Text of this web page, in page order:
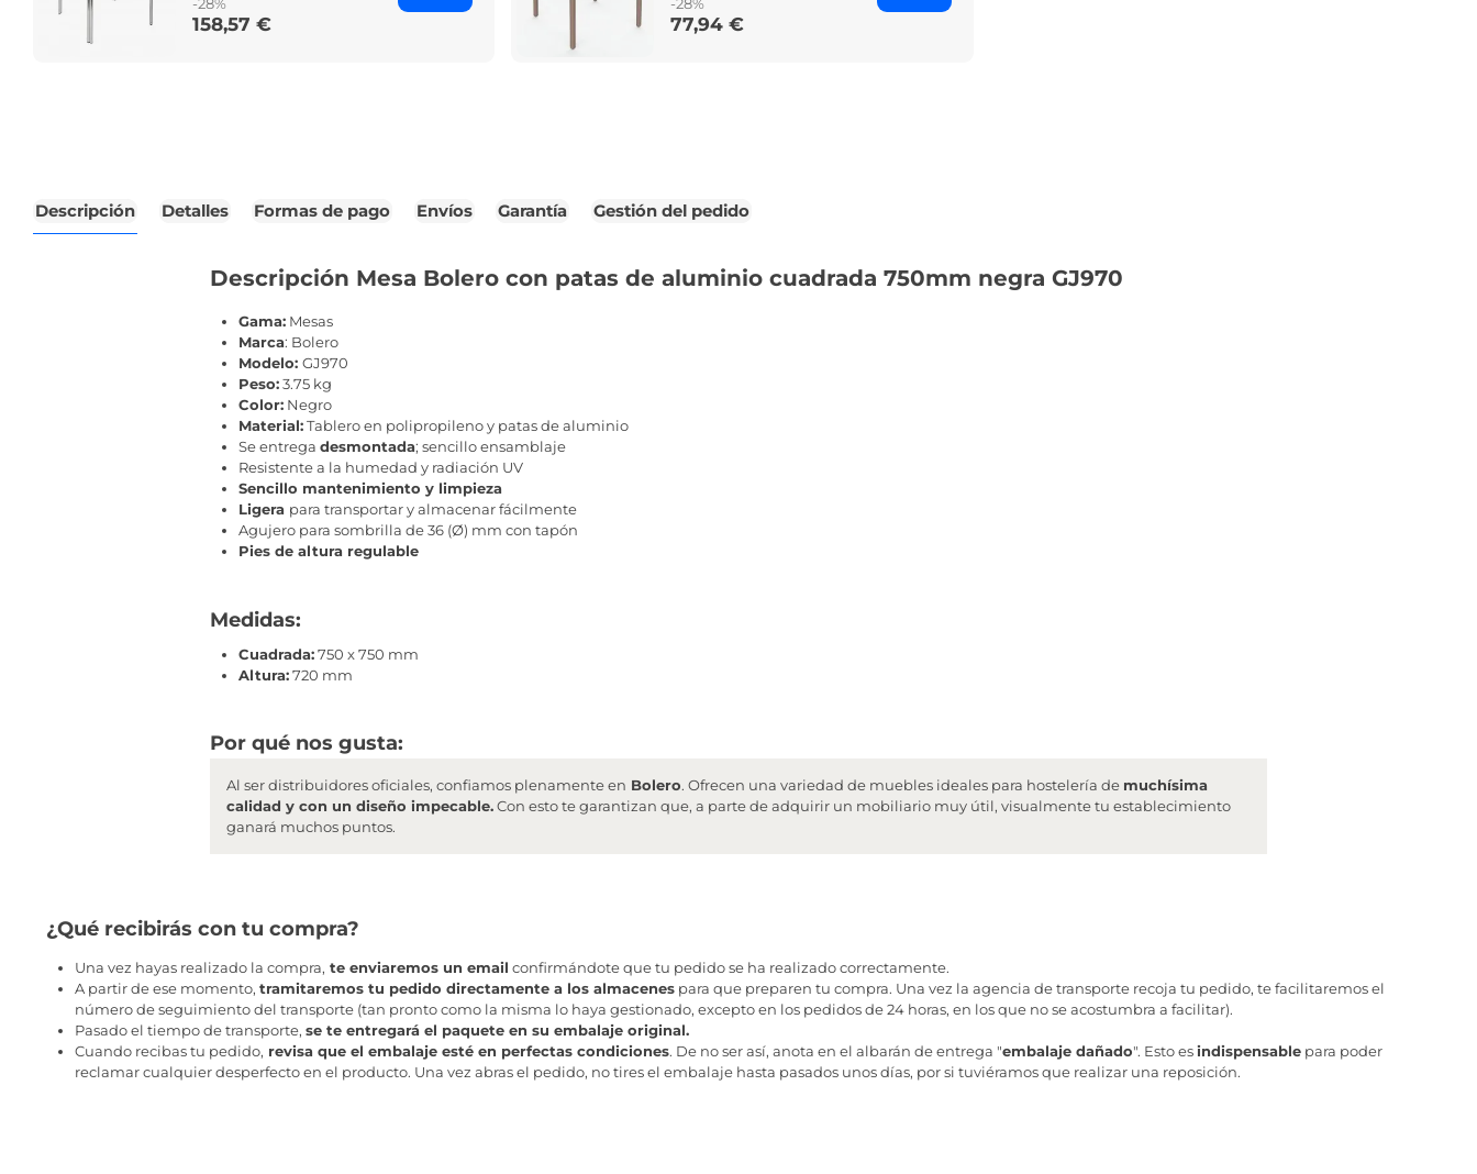
-28%
Price
158,57 €
-28%
Price
77,94 €
Descripción Detalles Formas de pago Envíos Garantía Gestión del pedido
Descripción Mesa Bolero con patas de aluminio cuadrada 750mm negra GJ970
Gama: Mesas
Marca: Bolero
Modelo: GJ970
Peso:3.75 kg
Color: Negro
Material:Tablero en polipropileno y patas de aluminio
Se entrega desmontada; sencillo ensamblaje
Resistente a la humedad y radiación UV
Sencillo mantenimiento y limpieza
Ligera para transportar y almacenar fácilmente
Agujero para sombrilla de 36 (Ø) mm con tapón
Pies de altura regulable
Medidas:
Cuadrada:750 x 750 mm
Altura:720 mm
Por qué nos gusta:
Al ser distribuidores oficiales, confiamos plenamente en Bolero. Ofrecen una variedad de muebles ideales para hostelería de muchísima
calidad y con un diseño impecable.Con esto te garantizan que, a parte de adquirir un mobiliario muy útil, visualmente tu establecimiento
ganará muchos puntos.
¿Qué recibirás con tu compra?
Una vez hayas realizado la compra, te enviaremos un email confirmándote que tu pedido se ha realizado correctamente.
A partir de ese momento, tramitaremos tu pedido directamente a los almacenespara que preparen tu compra. Una vez la agencia de transporte recoja tu pedido, te facilitaremos el
número de seguimiento del transporte (tan pronto como la misma lo haya gestionado, excepto en los pedidos de 24 horas, en los que no se acostumbra a facilitar).
Pasado el tiempo de transporte, se te entregará el paquete en su embalaje original.
Cuando recibas tu pedido, revisa que el embalaje esté en perfectas condiciones. De no ser así, anota en el albarán de entrega "embalaje dañado". Esto esindispensablepara poder
reclamar cualquier desperfecto en el producto. Una vez abras el pedido, no tires el embalaje hasta pasados unos días, por si tuviéramos que realizar una reposición.